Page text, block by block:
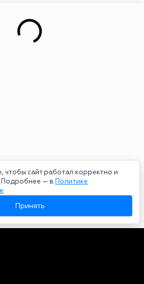
чтобы сайт работал корректно и
Подробнее — в Политике
.
Принять